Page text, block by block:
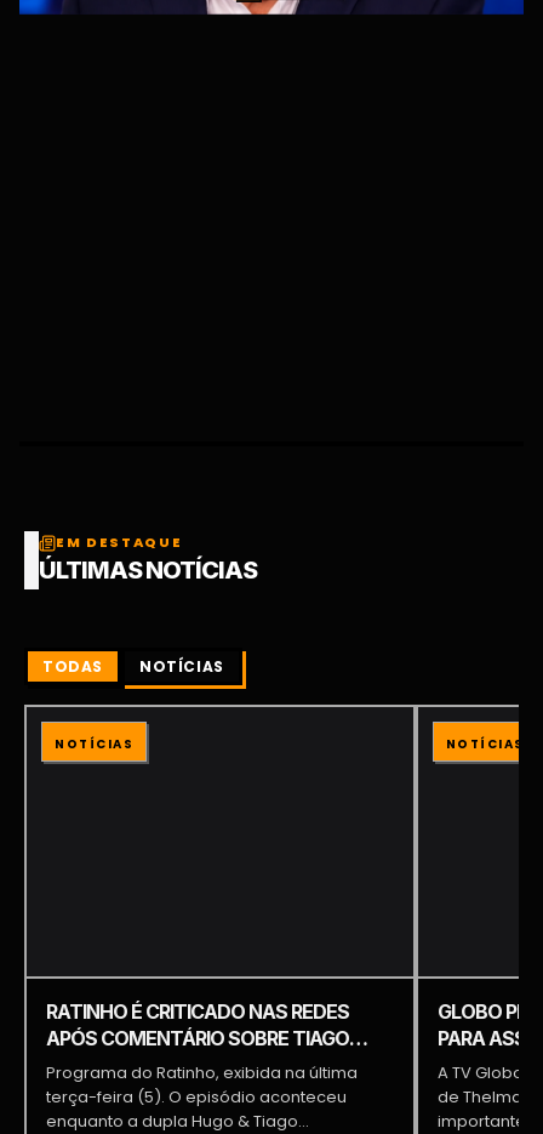
EM DESTAQUE
ÚLTIMAS NOTÍCIAS
TODAS NOTÍCIAS
NOTÍCIAS
RATINHO É CRITICADO NAS REDES
APÓS COMENTÁRIO SOBRE TIAGO
PIQUILO DURANTE PROGRAMA
Programa do Ratinho, exibida na última
terça-feira (5). O episódio aconteceu
enquanto a dupla Hugo & Tiago
NOTÍCIAS
GLOBO
PARA
BRAGA E
A TV Globo
de Thelma
importante